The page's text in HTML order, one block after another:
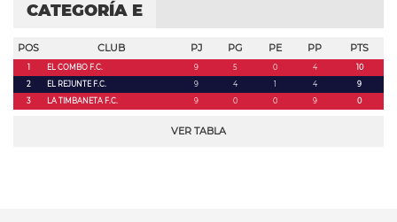
CATEGORÍA E
POS CLUB PJ PG PE PP PTS
1 EL COMBO F.C. 9 5 0 4
10
2
EL REJUNTE F.C. 9 4 1 4
9
3
LA TIMBANETA F.C. 9 0 0 9 0
VER TABLA